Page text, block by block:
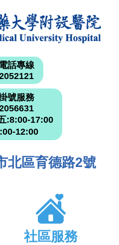
話專線
號服務
:8:00-17:00
12:00
北區育德路2號
社區服務